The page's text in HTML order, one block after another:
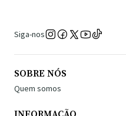
Siga-nos
SOBRE NÓS
Quem somos